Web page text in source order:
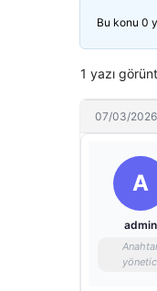
Bu konu 0
1 yazı
07/03/
A
admin